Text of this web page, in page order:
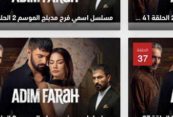
مسلسل اسمي فرح مدبلج الموسم 2 الحلقة 41 HD
الحلقة
37